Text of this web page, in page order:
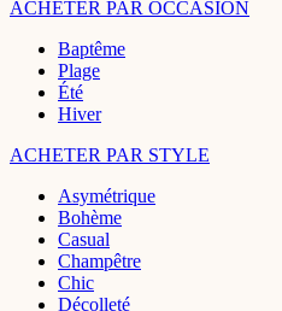
ACHETER PAR OCCASION
Baptême
Plage
Été
Hiver
ACHETER PAR STYLE
Asymétrique
Bohème
Casual
Champêtre
Chic
Décolleté